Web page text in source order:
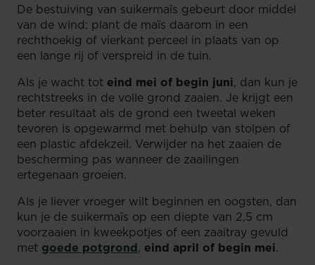
De bestuiving van suikermaïs gebeurt door middel
van de wind: plant de maïs daarom in een
rechthoekig of vierkant perceel in plaats van op
een lange rij of verspreid in de tuin.
Als je wacht tot eind mei of begin juni, dan kun je
rechtstreeks in de volle grond zaaien. Je krijgt een
beter resultaat als de grond een tweetal weken
tevoren is opgewarmd met behulp van stolpen of
een plastic afdekzeil. Verwijder na het zaaien de
bescherming pas wanneer de zaailingen
ertegenaan groeien.
Als je liever vroeger wilt beginnen en oogsten, dan
kun je de suikermaïs op een diepte van 2,5 cm
voorzaaien in kweekpotjes of een zaaitray gevuld
met goede potgrond, eind april of begin mei.